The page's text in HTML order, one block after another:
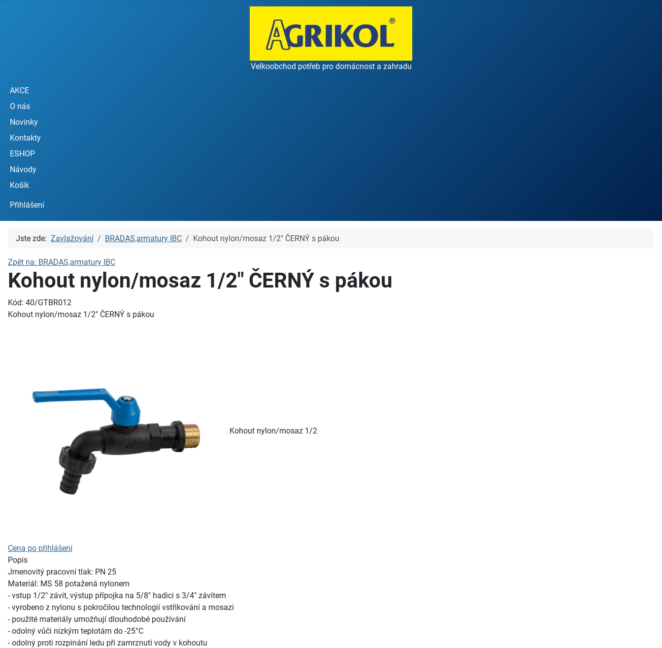
Velkoobchod potřeb pro domácnost a zahradu
AKCE
O nás
Novinky
Kontakty
ESHOP
Návody
Košík
Přihlášení
Jste zde: Zavlažování BRADAS,armatury IBC Kohout nylon/mosaz 1/2" ČERNÝ s pákou
Zpět na: BRADAS,armatury IBC
Kohout nylon/mosaz 1/2" ČERNÝ s pákou
Kód: 40/GTBR012
Kohout nylon/mosaz 1/2" ČERNÝ s pákou
Kohout nylon/mosaz 1/2
Cena po přihlášení
Popis
Jmenovitý pracovní tlak: PN 25
Materiál: MS 58 potažená nylonem
- vstup 1/2" závit, výstup přípojka na 5/8" hadici s 3/4" závitem
- vyrobeno z nylonu s pokročilou technologií vstřikování a mosazi
- použité materiály umožňují dlouhodobé používání
- odolný vůči nízkým teplotám do -25°C
- odolný proti rozpínání ledu při zamrznutí vody v kohoutu